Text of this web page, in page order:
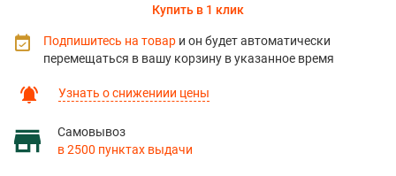
Узнать о снижениии цены
Самовывоз
в 2500 пунктах выдачи
Купить в 1 клик
Подпишитесь на товар и он будет автоматически
перемещаться в вашу корзину в указанное время